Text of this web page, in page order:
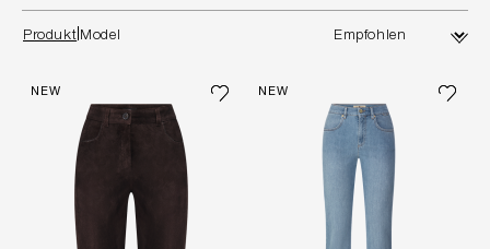
Produkt Model
NEW NEW